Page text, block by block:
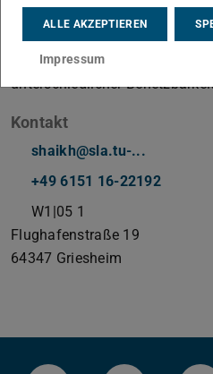
Arbeitsgebiet(e)
Adhäsionskraft von Eis auf
unterschiedlicher
Kontakt
shaikh@sla.tu-...
+49 6151 16-22192
W1|05 1
Flughafenstraße 19
64347 Griesheim
ALLE AKZEPTIEREN
Impressum